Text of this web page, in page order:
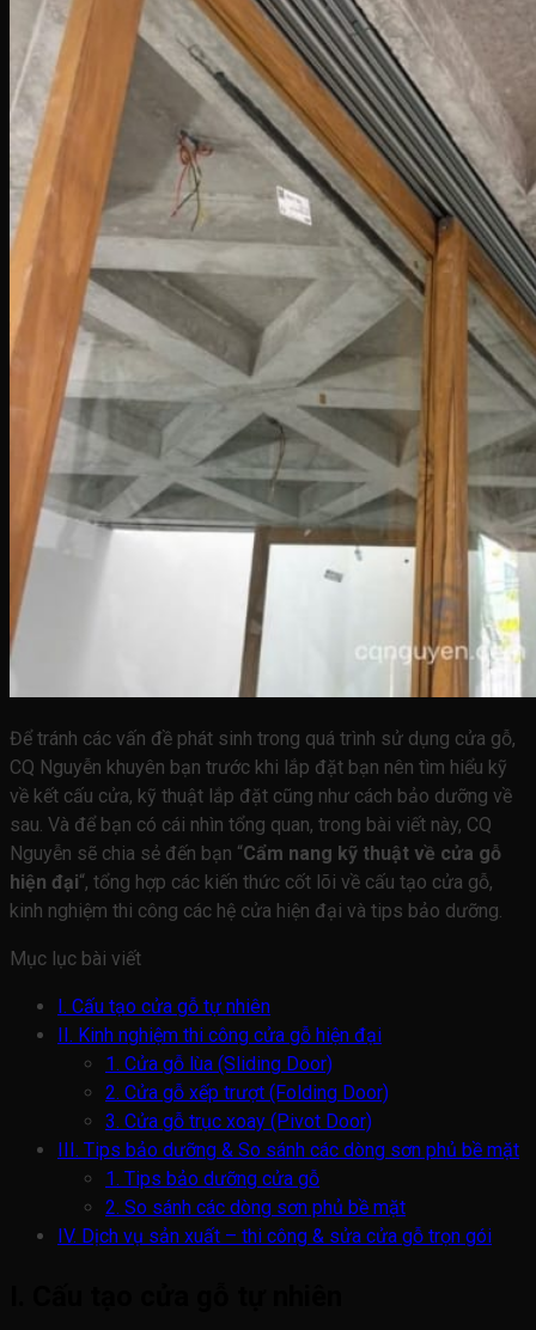
Để tránh các vấn đề phát sinh trong quá trình sử dụng cửa gỗ,
CQ Nguyễn khuyên bạn trước khi lắp đặt bạn nên tìm hiểu kỹ
về kết cấu cửa, kỹ thuật lắp đặt cũng như cách bảo dưỡng về
sau. Và để bạn có cái nhìn tổng quan, trong bài viết này, CQ
Nguyễn sẽ chia sẻ đến bạn “Cẩm nang kỹ thuật về cửa gỗ
hiện đại“, tổng hợp các kiến thức cốt lõi về cấu tạo cửa gỗ,
kinh nghiệm thi công các hệ cửa hiện đại và tips bảo dưỡng.
Mục lục bài viết
I. Cấu tạo cửa gỗ tự nhiên
II. Kinh nghiệm thi công cửa gỗ hiện đại
1. Cửa gỗ lùa (Sliding Door)
2. Cửa gỗ xếp trượt (Folding Door)
3. Cửa gỗ trục xoay (Pivot Door)
III. Tips bảo dưỡng & So sánh các dòng sơn phủ bề mặt
1. Tips bảo dưỡng cửa gỗ
2. So sánh các dòng sơn phủ bề mặt
IV. Dịch vụ sản xuất – thi công & sửa cửa gỗ trọn gói